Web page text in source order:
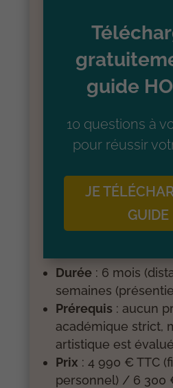
guide
10 questions à
pour réussir
JE
GUIDE
Durée : 6 mois
semaines
Prérequis : aucun
académique strict,
artistique est
Prix : 4 990 € TTC
personnel) / 6 300